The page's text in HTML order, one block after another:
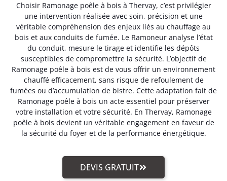
Choisir Ramonage poêle à bois à Thervay, c’est privilégier
une intervention réalisée avec soin, précision et une
véritable compréhension des enjeux liés au chauffage au
bois et aux conduits de fumée. Le Ramoneur analyse l’état
du conduit, mesure le tirage et identifie les dépôts
susceptibles de compromettre la sécurité. L’objectif de
Ramonage poêle à bois est de vous offrir un environnement
chauffé efficacement, sans risque de refoulement de
fumées ou d’accumulation de bistre. Cette adaptation fait de
Ramonage poêle à bois un acte essentiel pour préserver
votre installation et votre sécurité. En Thervay, Ramonage
poêle à bois devient un véritable engagement en faveur de
la sécurité du foyer et de la performance énergétique.
DEVIS GRATUIT